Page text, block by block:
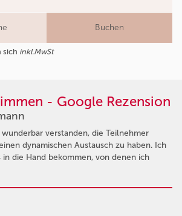
Buchen
sich inkl.MwSt
- Google Rezension
verstanden, die Teilnehmer
dynamischen Austausch zu haben. Ich
in die Hand bekommen, von denen ich